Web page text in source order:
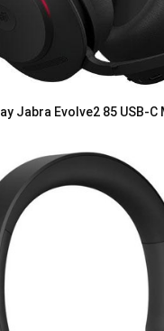
Jabra Evolve2 85 USB-C